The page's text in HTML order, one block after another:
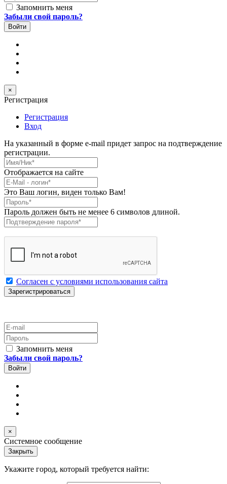
Запомнить меня
Забыли свой пароль?
×
Регистрация
Регистрация
Вход
На указанный в форме e-mail придет запрос на подтверждение
регистрации.
Имя/Ник
Отображается на сайте
E-Mail *
Это Ваш логин, виден только Вам!
Пароль*
Пароль должен быть не менее 6 символов длиной.
Подтверждение пароля
Согласен с условиями использования сайта
E-mail
Пароль
Запомнить меня
Забыли свой пароль?
×
Системное сообщение
Закрыть
Укажите город, который требуется найти: